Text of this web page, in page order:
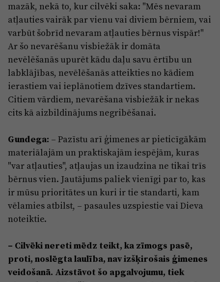
mazāk, nekā to, kur cilvēki saka: "Mēs nevaram
atļauties vairāk par vienu vai diviem bērniem, vai
varbūt šobrīd nevaram atļauties bērnus vispār!"
Ar šo nevarēšanu visbiežāk ir domāta
nevēlēšanās upurēt kādu daļu savu ērtību un
labklājības, nevēlēšanās atteikties no kādiem
ierastiem vai ieplānotiem dzīves standartiem.
Citiem vārdiem, nevarēšana visbiežāk ir nekas
cits kā aizbildinājums negribēšanai.
Gundega: – Pazīstu arī ģimenes ar pieticīgākām
materiālajām un praktiskajām iespējām, kuras
"var atļauties", atļaujas un izaudzina ne tikai trīs
bērnus vien. Jautājums paliek vienīgi par to, kas
ir mūsu prioritātes un kuri ir tie standarti, kam
vēlamies atbilst, – pasaules uzspiestie vai Dieva
noteiktie.
– Cilvēki nereti mēdz teikt, ka zīmogs pasē,
proti, noslēgta laulība, nav izšķirošais ģimenes
veidošanā. Aizstāvot šo apgalvojumu, tiek